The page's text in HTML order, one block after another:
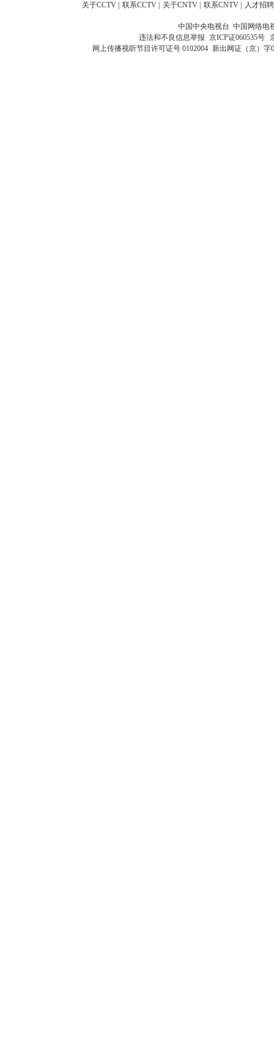
关于CCTV 联系CCTV 关于CNTV 联系CNTV 人才招聘
中国中央电视台 中国网络电
违法和不良信息举报 京ICP证060535号
网上传播视听节目许可证号 0102004 新出网证（京）